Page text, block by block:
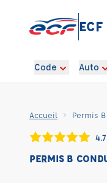
Code Auto
Accueil Permis
PERMIS B